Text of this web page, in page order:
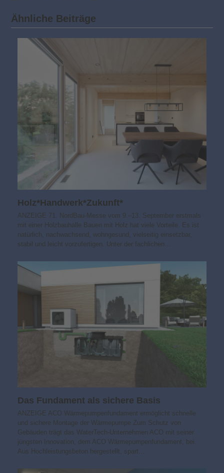
Ähnliche Beiträge
Holz*Handwerk*Zukunft*
ANZEIGE 71. NordBau-Messe vom 9.–13. September erstmals
mit einer Holzbauhalle Bauen mit Holz hat viele Vorteile. Es ist
natürlich, nachwachsend, wohngesund, vielseitig einsetzbar,
stabil und leicht vorzufertigen. Unter der fachlichen…
Das Fundament als sichere Basis
ANZEIGE ACO Wärmepumpenfundament ermöglicht schnelle
und sichere Montage der Wärmepumpe Zum Schutz von
Gebäuden trägt das WaterTech-Unternehmen ACO mit seiner
jüngsten Innovation, dem ACO Wärmepumpenfundament, bei.
Aus Hochleistungsbeton hergestellt, spart…